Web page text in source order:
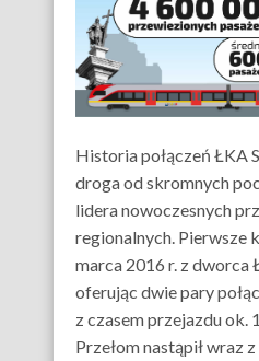
Historia połączeń ŁKA
droga od skromnych
lidera nowoczesnych
regionalnych. Pierwsze
marca 2016 r. z dworca
oferując dwie pary
z czasem przejazdu ok.
Przełom nastąpił wraz